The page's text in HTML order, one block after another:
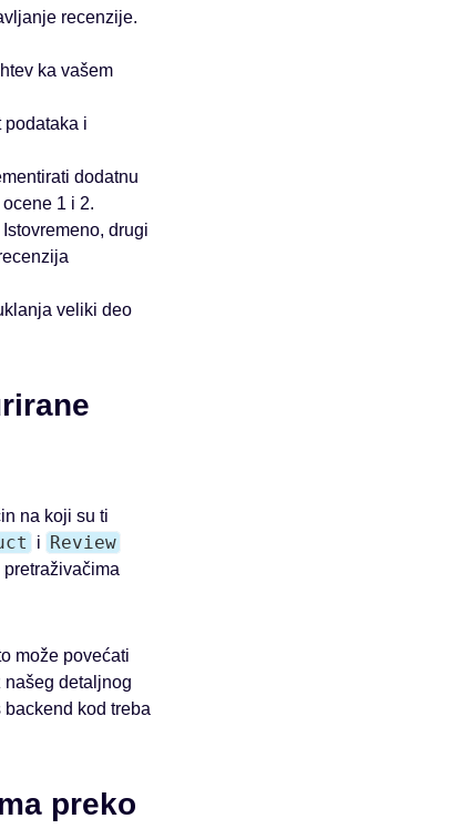
recenzije.
ka vašem
podataka i
dodatnu
1 i 2.
drugi
veliki deo
na koji su ti
i Review
može povećati
našeg detaljnog
kod treba
preko